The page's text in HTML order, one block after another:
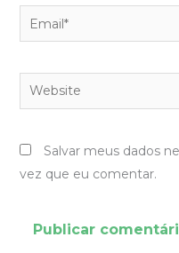
Email*
Website
Salvar meus dados
vez que eu comentar.